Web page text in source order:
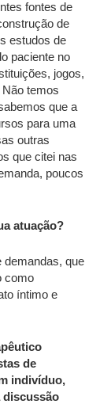
fontes de
de
estudos de
paciente no
jogos,
temos
que a
para uma
outras
que citei nas
poucos
atuação?
demandas, que
como
íntimo e
de
indivíduo,
discussão